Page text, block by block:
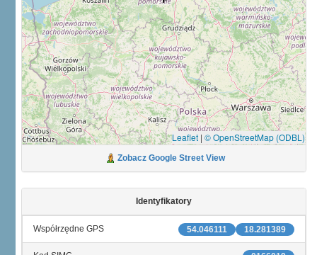
Leaflet | © OpenStreetMap (ODBL)
Zobacz Google Street View
Identyfikatory
18.281389
54.046111
Współrzędne GPS